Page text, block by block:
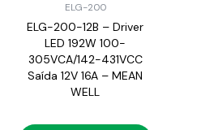
ELG-200
ELG-200-12B – Driver
LED 192W 100-
305VCA/142-431VCC
Saída 12V 16A – MEAN
WELL